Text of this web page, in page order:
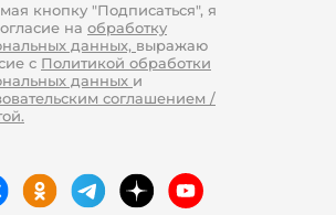
кнопку "Подписаться", я
на обработку
данных, выражаю
с Политикой обработки
данных и
соглашением /